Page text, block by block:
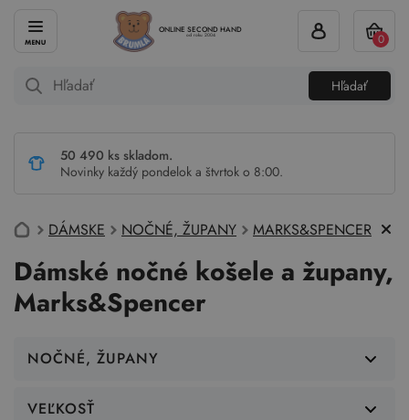
ONLINE SECOND HAND
od roku 2004
Hľadať
0
50 490 ks skladom.
Novinky každý pondelok a štvrtok o 8:00.
DÁMSKE NOČNÉ, ŽUPANY MARKS&SPENCER
Dámské nočné košele a župany,
Marks&Spencer
NOČNÉ, ŽUPANY
VEĽKOSŤ